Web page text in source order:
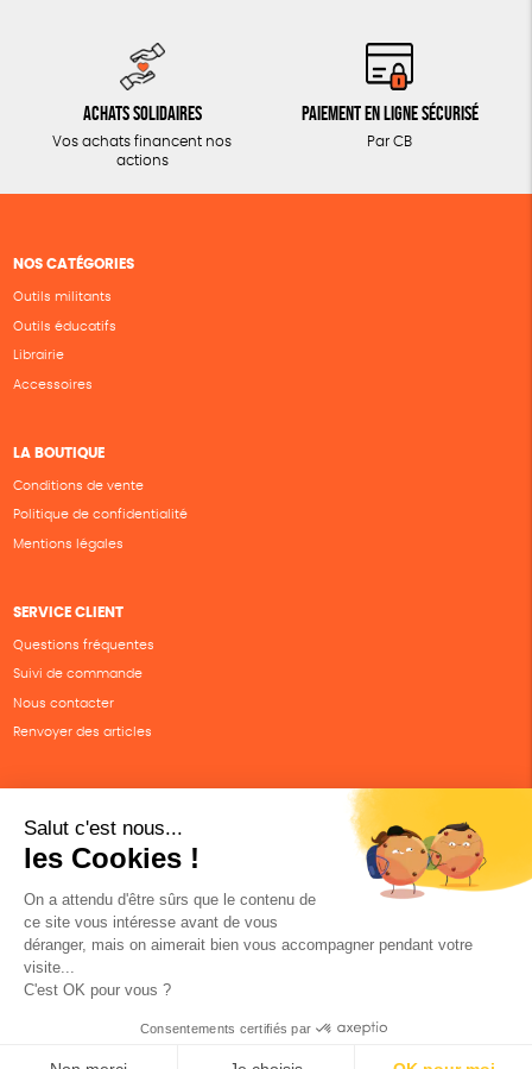
Achats solidaires
Vos achats financent nos
actions
Paiement en ligne sécurisé
Par CB
NOS CATÉGORIES
Outils militants
Outils éducatifs
Librairie
Accessoires
LA BOUTIQUE
Conditions de vente
Politique de confidentialité
Mentions légales
SERVICE CLIENT
Questions fréquentes
Suivi de commande
Nous contacter
Renvoyer des articles
DESCRIPTION CARACTÉRISTIQUES AVIS CLIENTS